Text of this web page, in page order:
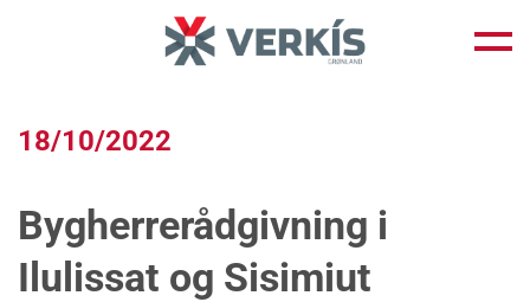
18/10/2022
Bygherrerådgivning i
Ilulissat og Sisimiut